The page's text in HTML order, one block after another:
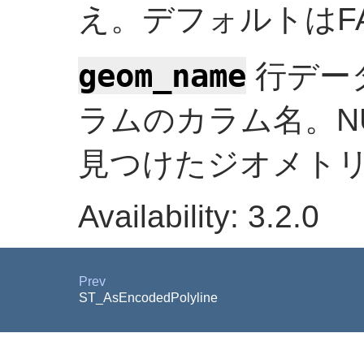
え。デフォルトは
geom_name 行デー
ラムのカラム名。
見つけたジオメト
Availability: 3.2.0
Prev
ST_AsEncodedPolyline